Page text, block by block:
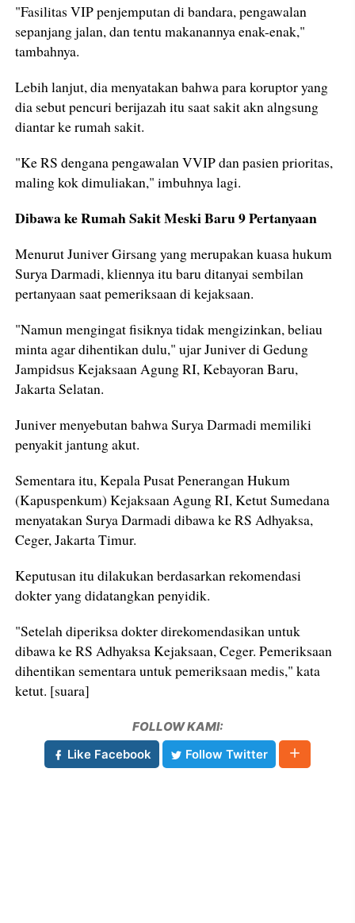
"Fasilitas VIP penjemputan di bandara, pengawalan
sepanjang jalan, dan tentu makanannya enak-enak,"
tambahnya.
Lebih lanjut, dia menyatakan bahwa para koruptor yang
dia sebut pencuri berijazah itu saat sakit akn alngsung
diantar ke rumah sakit.
"Ke RS dengana pengawalan VVIP dan pasien prioritas,
maling kok dimuliakan," imbuhnya lagi.
Dibawa ke Rumah Sakit Meski Baru 9 Pertanyaan
Menurut Juniver Girsang yang merupakan kuasa hukum
Surya Darmadi, kliennya itu baru ditanyai sembilan
pertanyaan saat pemeriksaan di kejaksaan.
"Namun mengingat fisiknya tidak mengizinkan, beliau
minta agar dihentikan dulu," ujar Juniver di Gedung
Jampidsus Kejaksaan Agung RI, Kebayoran Baru,
Jakarta Selatan.
Juniver menyebutan bahwa Surya Darmadi memiliki
penyakit jantung akut.
Sementara itu, Kepala Pusat Penerangan Hukum
(Kapuspenkum) Kejaksaan Agung RI, Ketut Sumedana
menyatakan Surya Darmadi dibawa ke RS Adhyaksa,
Ceger, Jakarta Timur.
Keputusan itu dilakukan berdasarkan rekomendasi
dokter yang didatangkan penyidik.
"Setelah diperiksa dokter direkomendasikan untuk
dibawa ke RS Adhyaksa Kejaksaan, Ceger. Pemeriksaan
dihentikan sementara untuk pemeriksaan medis," kata
ketut. [suara]
FOLLOW KAMI:
Like Facebook
Follow Twitter